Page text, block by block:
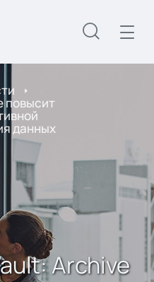
повысит
данных
Archive